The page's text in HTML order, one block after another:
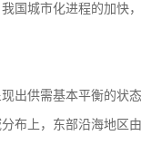
国城市化进程的加快
出供需基本平衡的状
布上，东部沿海地区